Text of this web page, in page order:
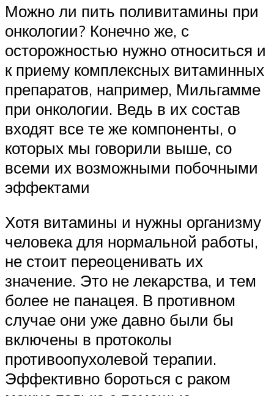
Можно ли пить поливитамины при
онкологии? Конечно же, с
осторожностью нужно относиться и
к приему комплексных витаминных
препаратов, например, Мильгамме
при онкологии. Ведь в их состав
входят все те же компоненты, о
которых мы говорили выше, со
всеми их возможными побочными
эффектами
Хотя витамины и нужны организму
человека для нормальной работы,
не стоит переоценивать их
значение. Это не лекарства, и тем
более не панацея. В противном
случае они уже давно были бы
включены в протоколы
противоопухолевой терапии.
Эффективно бороться с раком